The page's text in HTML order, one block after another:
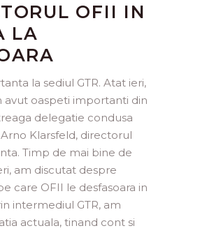
OFII IN
LA
la sediul GTR. Atat ieri,
avut oaspeti importanti din
delegatie condusa
Klarsfeld, directorul
Timp de mai bine de
am discutat despre
care OFII le desfasoara in
intermediul GTR, am
actuala, tinand cont si